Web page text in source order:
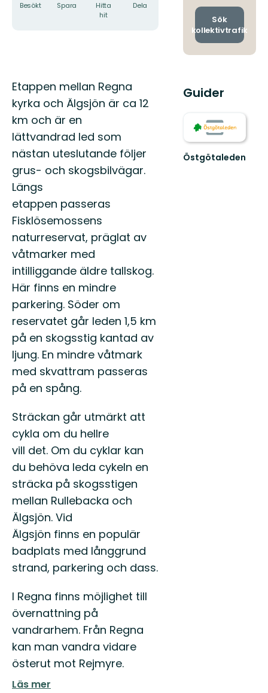
Besökt Spara
Hitta
hit
Dela
Beskrivning
Etappen mellan Regna
kyrka och Älgsjön är ca 12
km och är en
lättvandrad led som
nästan uteslutande följer
grus- och skogsbilvägar.
Längs
etappen passeras
Fisklösemossens
naturreservat, präglat av
våtmarker med
intilliggande äldre tallskog.
Här finns en mindre
parkering. Söder om
reservatet går leden 1,5 km
på en skogsstig kantad av
ljung. En mindre våtmark
med skvattram passeras
på en spång.
Sträckan går utmärkt att
cykla om du hellre
vill det. Om du cyklar kan
du behöva leda cykeln en
sträcka på skogsstigen
mellan Rullebacka och
Älgsjön. Vid
Älgsjön finns en populär
badplats med långgrund
strand, parkering och dass.
I Regna finns möjlighet till
övernattning på
vandrarhem. Från Regna
kan man vandra vidare
österut mot Rejmyre.
Läs mer
och
Sök
kollektivtrafik
Guider
Östgötaleden